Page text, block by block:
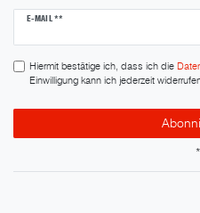
E-MAIL **
Newsletter
Hiermit bestätige ich, dass ich die
Einwilligung kann ich jederzeit